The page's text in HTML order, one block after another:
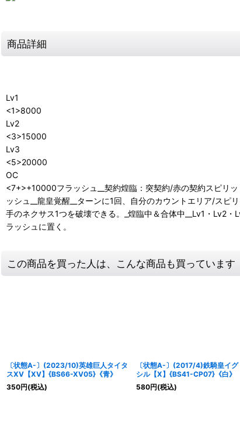
商品詳細
Lv1
<1>8000
Lv2
<3>15000
Lv3
<5>20000
OC
<7+>+10000フラッシュ__契約煌臨：突契約/赤の契約スピリ
ッシュ__龍皇覚醒__ターンに1回、自分のカウントエリア/ス
手のネクサス1つを破壊できる。_煌臨中＆合体中__Lv1・Lv2
ラッシュに置く。
この商品を買った人は、こんな商品も買っています
〔状態A-〕(2023/10)英雄巨人タイタ
スXV【XV】{BS66-XV05}《青》
350円(税込)
〔状態A-〕(2017/4)鉄騎皇イグ
シル【X】{BS41-CP07}《白》
580円(税込)